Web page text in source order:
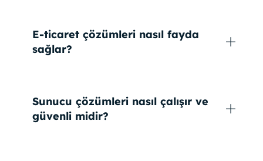
E-ticaret çözümleri nasıl fayda
sağlar?
Sunucu çözümleri nasıl çalışır ve
güvenli midir?